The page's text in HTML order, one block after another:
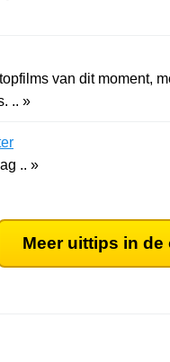
van dit moment,
.. »
.. »
Meer uittips in de